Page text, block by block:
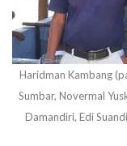
Haridman Kambang
Sumbar, Novermal
Damandiri, Edi